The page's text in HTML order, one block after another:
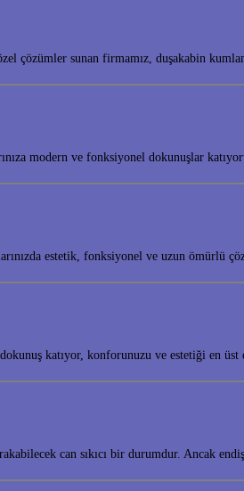
çözümler sunan firmamız, duşakabin
modern ve fonksiyonel dokunuşlar
estetik, fonksiyonel ve uzun ömürlü
katıyor, konforunuzu ve estetiği en üst
can sıkıcı bir durumdur. Ancak